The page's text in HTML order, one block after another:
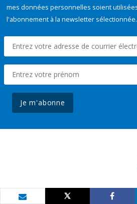
mes données personnelles soient
l'abonnement à la newsletter sélectionnée.
Je m'abonne